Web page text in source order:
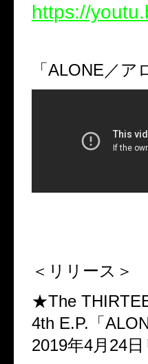
https://
「ALONE／
＜リリース＞
★The
4th E.P.「
2019年4月24日